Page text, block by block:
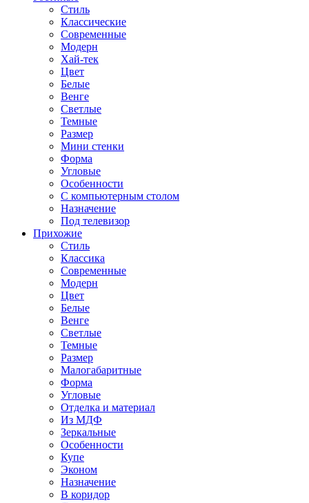
Стиль
Классические
Современные
Модерн
Хай-тек
Цвет
Белые
Венге
Светлые
Темные
Размер
Мини стенки
Форма
Угловые
Особенности
С компьютерным столом
Назначение
Под телевизор
Прихожие
Стиль
Классика
Современные
Модерн
Цвет
Белые
Венге
Светлые
Темные
Размер
Малогабаритные
Форма
Угловые
Отделка и материал
Из МДФ
Зеркальные
Особенности
Купе
Эконом
Назначение
В коридор